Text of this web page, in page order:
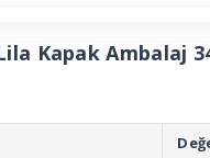
Kapak Ambalaj